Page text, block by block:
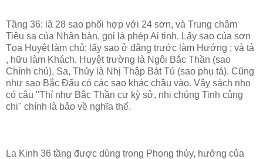
Tầng 36: là 28 sao phối hợp với 24 sơn, và Trung châm
Tiêu sa của Nhân bàn, gọi là phép Ai tinh. Lấy sao của sơn
Tọa Huyệt làm chủ; lấy sao ở đằng trước làm Hướng ; và tả
, hữu làm Khách. Huyệt trường là Ngôi Bắc Thần (sao
Chính chủ), Sa, Thủy là Nhị Thập Bát Tú (sao phụ tá). Cũng
như sao Bắc Đẩu có các sao khác chầu vào. Vậy sách nho
có câu "Thí như Bắc Thần cư kỳ sở, nhi chúng Tinh củng
chi" chính là bảo về nghĩa thế.
La Kinh 36 tầng được dùng trong Phong thủy, hướng của